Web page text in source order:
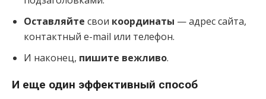
Оставляйте свои координаты — адрес сайта,
контактный e-mail или телефон.
И наконец, пишите вежливо.
И еще один эффективный способ